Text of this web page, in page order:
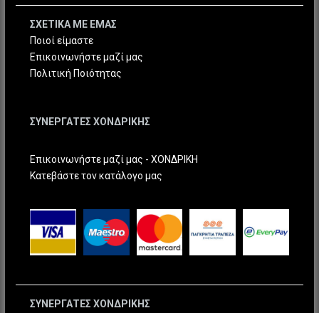
ΣΧΕΤΙΚΑ ΜΕ ΕΜΑΣ
Ποιοί είμαστε
Επικοινωνήστε μαζί μας
Πολιτική Ποιότητας
ΣΥΝΕΡΓΑΤΕΣ ΧΟΝΔΡΙΚΗΣ
Επικοινωνήστε μαζί μας - ΧΟΝΔΡΙΚΗ
Κατεβάστε τον κατάλογο μας
ΣΥΝΕΡΓΑΤΕΣ ΧΟΝΔΡΙΚΗΣ